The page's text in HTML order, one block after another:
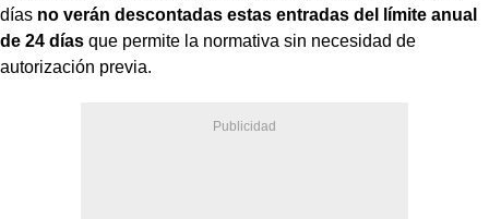
días no verán descontadas estas entradas del límite anual
de 24 días que permite la normativa sin necesidad de
autorización previa.